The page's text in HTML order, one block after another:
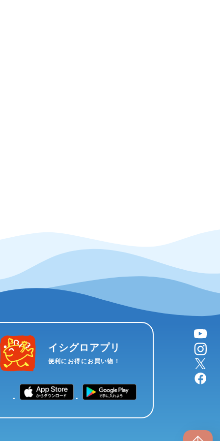
イシグロアプリ
便利にお得にお買い物！
YouTube
instagram
X
facebook